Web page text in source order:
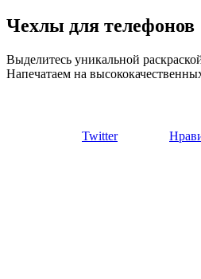
Чехлы для телефонов
Выделитесь уникальной
Напечатаем на
Twitter